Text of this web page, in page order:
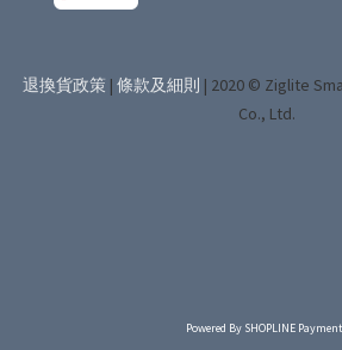
退換貨政策 | 條款及細則 | 2020 © Ziglite
Co., Ltd.
Powered By SHOPLINE